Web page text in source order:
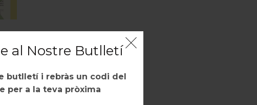
al Nostre Butlletí
butlletí i rebràs un codi del
per a la teva pròxima
hem conegut